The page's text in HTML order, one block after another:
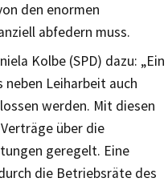
den enormen
abfedern muss.
Kolbe (SPD) dazu: „Ein
Leiharbeit auch
werden. Mit diesen
über die
geregelt. Eine
die Betriebsräte des